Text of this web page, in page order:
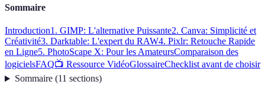
Sommaire
Introduction1. GIMP: L'alternative Puissante2. Canva: Simplicité et
Créativité3. Darktable: L'expert du RAW4. Pixlr: Retouche Rapide
en Ligne5. PhotoScape X: Pour les AmateursComparaison des
logicielsFAQ📺 Ressource VidéoGlossaireChecklist avant de choisir
Sommaire(11 sections)